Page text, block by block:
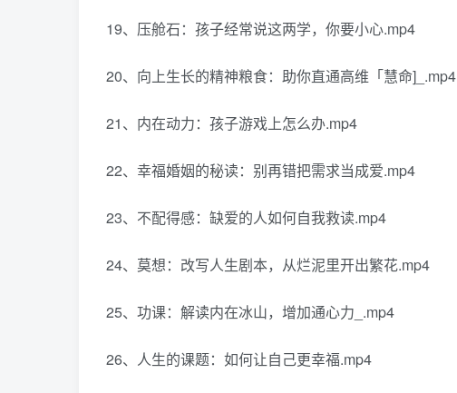
19、压舱石：孩子经常说这两学，你要小心.mp4
20、向上生长的精神粮食：助你直通高维「慧命]_.mp4
21、内在动力：孩子游戏上怎么办.mp4
22、幸福婚姻的秘读：别再错把需求当成爱.mp4
23、不配得感：缺爱的人如何自我救读.mp4
24、莫想：改写人生剧本，从烂泥里开出繁花.mp4
25、功课：解读内在冰山，增加通心力_.mp4
26、人生的课题：如何让自己更幸福.mp4